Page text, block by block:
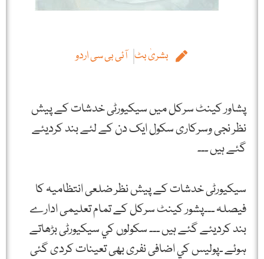
بشریٰ بٹ آئی بی سی اردو
پشاور کينٹ سرکل ميں سيکيورٹی خدشات کے پيش
نظر نجی وسرکاری سکول ايک دن کے لئے بند کرديئے
گئے ہيں ۔۔۔
سيکيورٹی خدشات کے پيش نظر ضلعی انتظاميہ کا
فيصلہ ۔۔۔پشور کينٹ سرکل کے تمام تعليمی ادارے
بند کرديئے گئے ہيں ۔۔۔ سکولوں کي سيکيورٹی بڑھاتے
ہوئے ۔پوليس کي اضافی نفری بھی تعينات کردی گئی